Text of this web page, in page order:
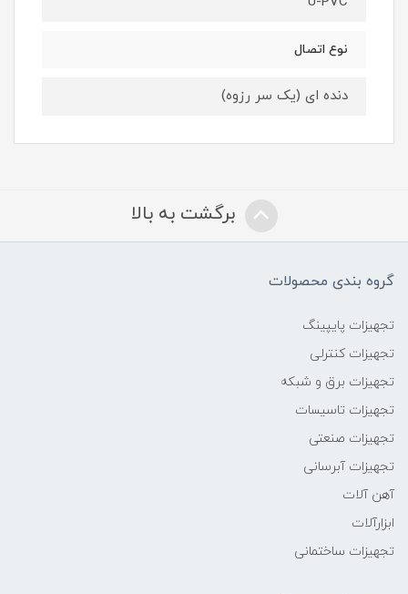
نوع اتصال
دنده ای (یک سر رزوه)
برگشت به بالا
گروه بندی محصولات
تجهیزات پایپینگ
تجهیزات کنترلی
تجهیزات برق و شبکه
تجهیزات تاسیسات
تجهیزات صنعتی
تجهیزات آبرسانی
آهن آلات
ابزارآلات
تجهیزات ساختمانی